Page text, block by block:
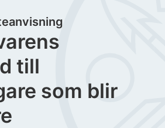
till
som blir